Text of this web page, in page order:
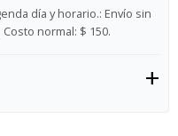
día y horario.: Envío sin
normal: $ 150.